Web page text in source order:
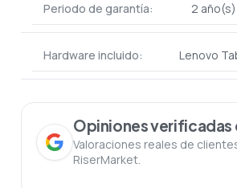
Periodo de garantía: 2 año(s)
Hardware incluido: Lenovo
Opiniones verificadas
Valoraciones reales de
RiserMarket.